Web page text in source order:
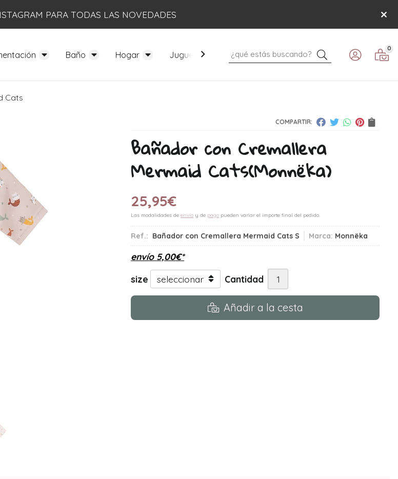
PARA TODAS LAS NOVEDADES
Baño Hogar Juguetes Mobiliario Paseo Verano
Buscar 0
Cats
COMPARTIR:
Bañador con Cremallera
Mermaid Cats(Monnëka)
25,95€
Las modalidades deenvío y de pago pueden variar el importe final del pedido.
Ref.: Bañador con Cremallera Mermaid Cats S Marca: Monnëka
envío 5,00€*
size
Cantidad
Añadir a la cesta